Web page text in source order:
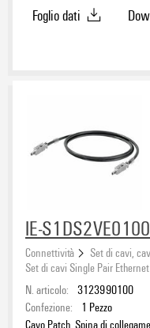
Foglio dati
IE-
Connettività
Set di cavi,
Set di cavi Single Pair Ethernet
N. articolo: 3123990100
Confezione:
1 Pezzo
Cavo Patch, Spina di